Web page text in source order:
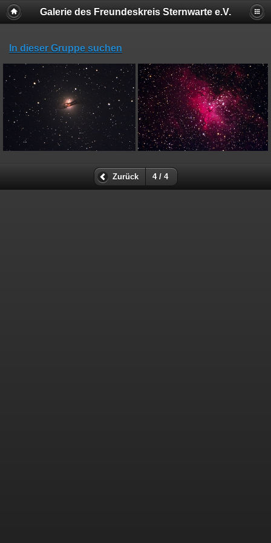
Galerie des Freundeskreis Sternwarte e.V.
In dieser Gruppe suchen
Zurück 4 / 4